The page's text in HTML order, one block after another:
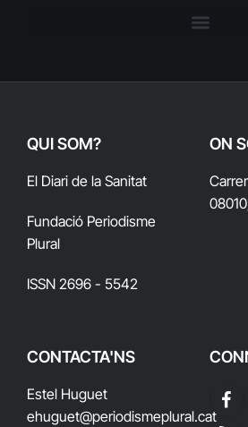
QUI SOM?
El Diari de la Sanitat
Fundació Periodisme
Plural
ISSN 2696 - 5542
ON
CONTACTA'NS
Estel Huguet
ehuguet@periodismeplural.cat